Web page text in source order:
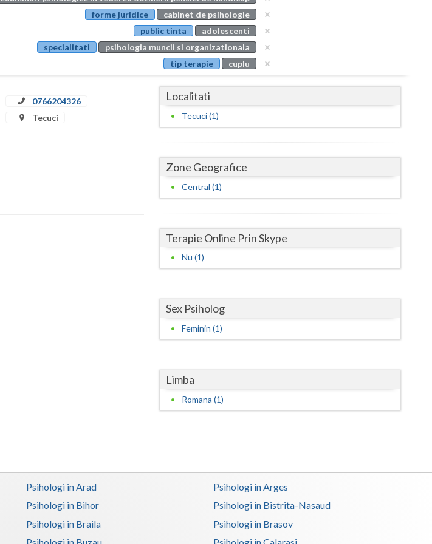
Buzau
Calarasi
Caras-Severin
Covasna
Dolj
Galati
Giurgiu
Gorj
Hunedoara
Ilfov
Olt
Salaj
forme juridice
cabinet de psihologie
public tinta
adolescenti
specialitati
psihologia muncii si organizationala
tip terapie
cuplu
0766204326
Tecuci
Localitati
Tecuci (1)
Zone Geografice
Central (1)
Terapie Online Prin Skype
Nu (1)
Sex Psiholog
Feminin (1)
Limba
Romana (1)
Psihologi in Arad
Psihologi in Arges
Psihologi in Bihor
Psihologi in Bistrita-Nasaud
Psihologi in Braila
Psihologi in Brasov